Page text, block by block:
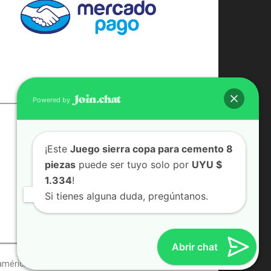
(598) 099 466 212
correo@ferreami.com.uy
Facebook
Instagram
en Auto
Powered by
¡Este Juego sierra copa para cemento 8
piezas puede ser tuyo solo por UYU $
1.334!
Si tienes alguna duda, pregúntanos.
Abrir chat